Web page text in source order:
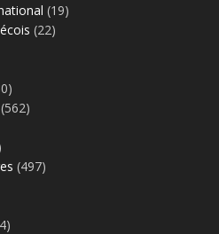
(19)
(22)
(562)
(497)